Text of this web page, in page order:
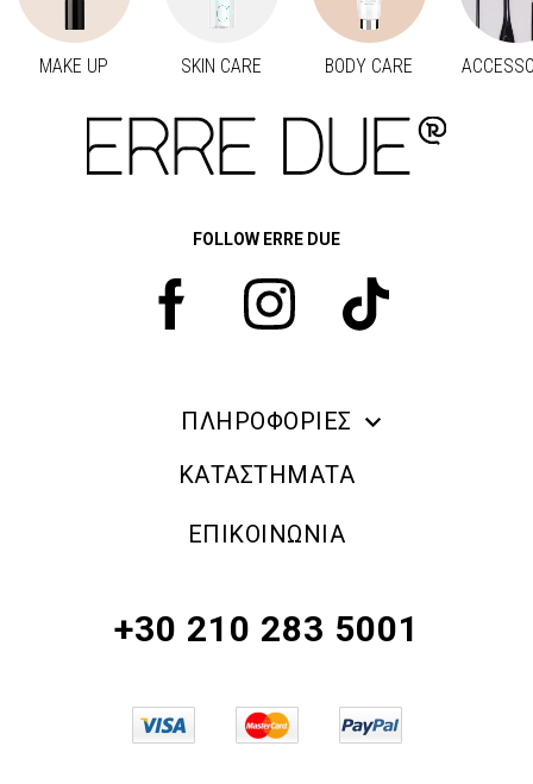
MAKE UP SKIN CARE BODY CARE
FOLLOW ERRE DUE
ΠΛΗΡΟΦΟΡΙΕΣ
ERRE DUE MAKE UP
ΠΟΛΙΤΙΚΗ ΕΠΙΣΤΡΟΦΗΣ ΠΡΟΪΟΝΤΩΝ
ΚΑΤΑΣΤΗΜΑΤΑ
ΕΠΙΚΟΙΝΩΝΙΑ
+30 210 283 5001